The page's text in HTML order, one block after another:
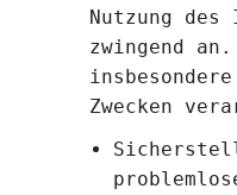
Nutzung
zwingend
Zwecken